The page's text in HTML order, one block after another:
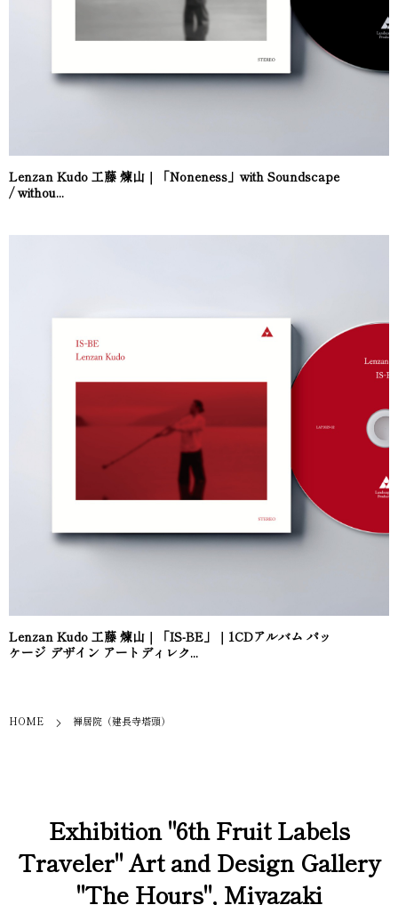
Lenzan Kudo 工藤 煉山｜「Noneness」with Soundscape
/ withou...
Lenzan Kudo 工藤 煉山｜「IS-BE」｜1CDアルバム パッ
ケージ デザイン アートディレク...
HOME 禅居院（建長寺塔頭）
Exhibition "6th Fruit Labels
Traveler" Art and Design Gallery
"The Hours", Miyazaki